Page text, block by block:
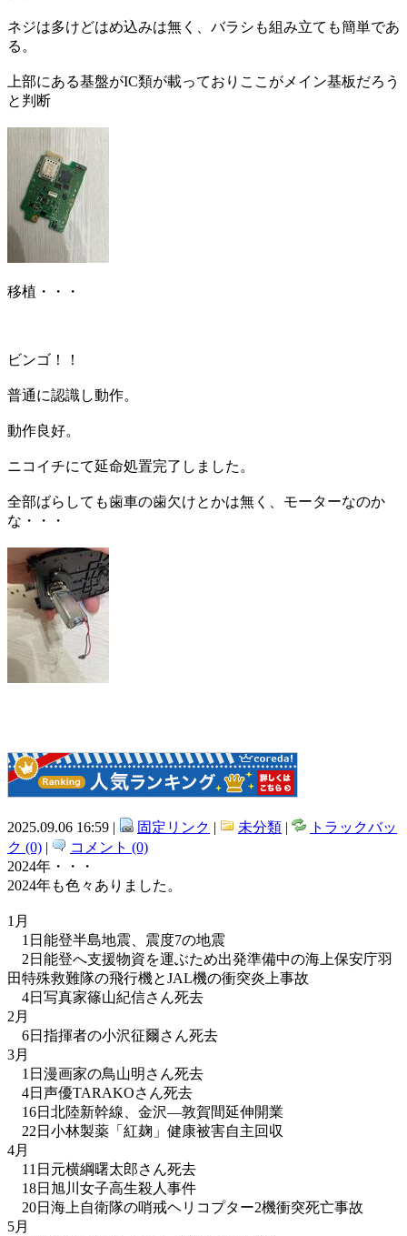
ネジは多けどはめ込みは無く、バラシも組み立ても簡単であ
る。
上部にある基盤がIC類が載っておりここがメイン基板だろう
と判断
移植・・・
ビンゴ！！
普通に認識し動作。
動作良好。
ニコイチにて延命処置完了しました。
全部ばらしても歯車の歯欠けとかは無く、モーターなのか
な・・・
2025.09.06 16:59 | 固定リンク | 未分類 |
トラックバッ
ク (0) |
コメント (0)
2024年・・・
2024年も色々ありました。
1月
1日能登半島地震、震度7の地震
2日能登へ支援物資を運ぶため出発準備中の海上保安庁羽
田特殊救難隊の飛行機とJAL機の衝突炎上事故
4日写真家篠山紀信さん死去
2月
6日指揮者の小沢征爾さん死去
3月
1日漫画家の鳥山明さん死去
4日声優TARAKOさん死去
16日北陸新幹線、金沢―敦賀間延伸開業
22日小林製薬「紅麹」健康被害自主回収
4月
11日元横綱曙太郎さん死去
18日旭川女子高生殺人事件
20日海上自衛隊の哨戒ヘリコプター2機衝突死亡事故
5月